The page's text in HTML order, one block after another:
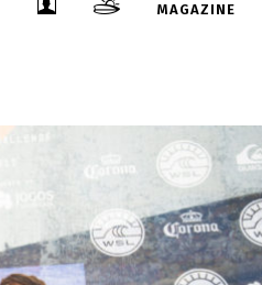
MAGAZINE